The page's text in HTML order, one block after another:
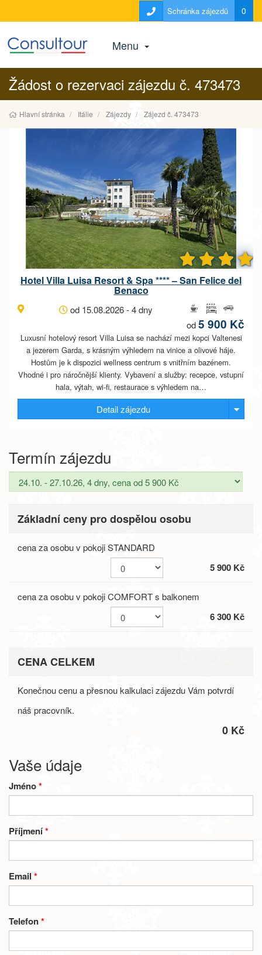
Schránka zájezdů 0
Menu
Žádost o rezervaci zájezdu č. 473473
Hlavní stránka Itálie Zájezdy Zájezd č. 473473
Hotel Villa Luisa Resort & Spa **** – San Felice del
Benaco
od 15.08.2026 - 4 dny
od5 900 Kč
Luxusní hotelový resort Villa Luisa se nachází mezi kopci Valtenesi
a jezerem Garda, s krásným výhledem na vinice a olivové háje.
Hostům je k dispozici wellness centrum s vnitřním bazénem.
Vhodné i pro náročnější klienty. Vybavení a služby: recepce, vstupní
hala, výtah, wi-fi, restaurace s výhledem na…
Detail zájezdu
Termín zájezdu
Základní ceny pro dospělou osobu
cena za osobu v pokoji STANDARD
5 900 Kč
cena za osobu v pokoji COMFORT s balkonem
6 300 Kč
CENA CELKEM
Konečnou cenu a přesnou kalkulaci zájezdu Vám potvrdí
náš pracovník.
0 Kč
Vaše údaje
Jméno*
Příjmení*
Email *
Telefon*